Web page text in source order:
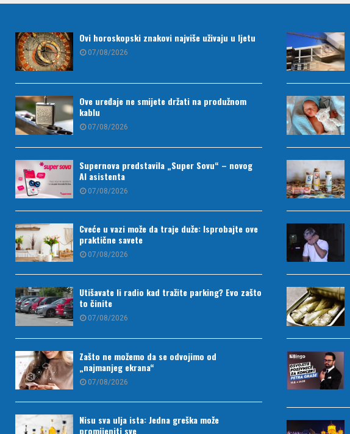
Ovi horoskopski znakovi najviše uživaju u ljetu
07/08/2026
Ove uređaje ne smijete držati na produžnom
kablu
07/08/2026
Supernova predstavila „Super Sovu“ – novog
AI asistenta
07/08/2026
Cveće u vazi može da traje duže: Isprobajte ove
praktične savete
07/08/2026
Utišavate li radio kad tražite parking? Evo zašto
to činite
07/08/2026
Zašto ne možemo da se odvojimo od
„najmanjeg ekrana“
07/08/2026
Nisu sva ulja ista: Jedna greška može
promijeniti sve